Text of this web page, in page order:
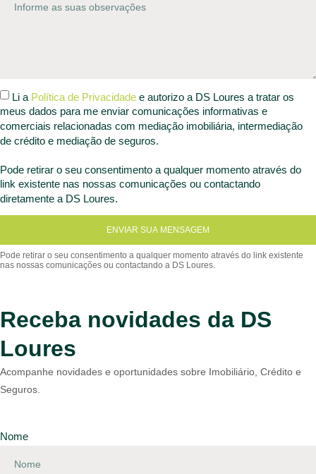
Li a Política de Privacidade e autorizo a DS Loures a tratar os
meus dados para me enviar comunicações informativas e
comerciais relacionadas com mediação imobiliária, intermediação
de crédito e mediação de seguros.
Pode retirar o seu consentimento a qualquer momento através do
link existente nas nossas comunicações ou contactando
diretamente a DS Loures.
ENVIAR SUA MENSAGEM
Receba novidades da DS
Loures
Acompanhe novidades e oportunidades sobre Imobiliário, Crédito e
Seguros.
Nome